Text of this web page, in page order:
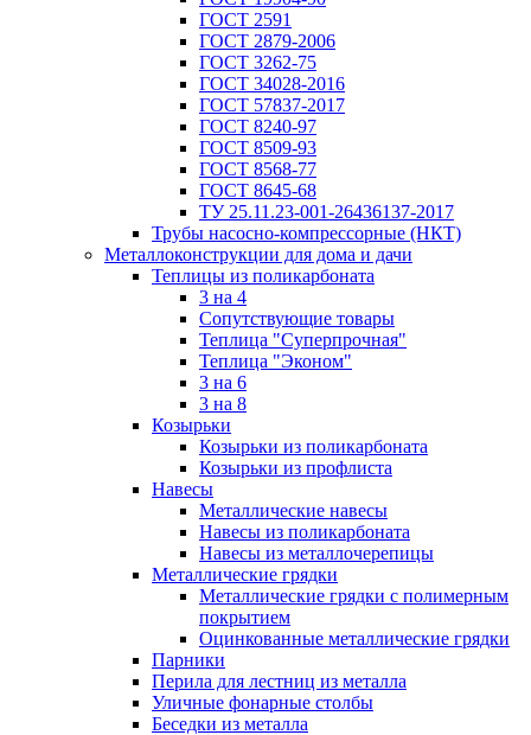
ГОСТ 2591
ГОСТ 2879-2006
ГОСТ 3262-75
ГОСТ 34028-2016
ГОСТ 57837-2017
ГОСТ 8240-97
ГОСТ 8509-93
ГОСТ 8568-77
ГОСТ 8645-68
ТУ 25.11.23-001-26436137-2017
Трубы насосно-компрессорные (НКТ)
Металлоконструкции для дома и дачи
Теплицы из поликарбоната
3 на 4
Сопутствующие товары
Теплица "Суперпрочная"
Теплица "Эконом"
3 на 6
3 на 8
Козырьки
Козырьки из поликарбоната
Козырьки из профлиста
Навесы
Металлические навесы
Навесы из поликарбоната
Навесы из металлочерепицы
Металлические грядки
Металлические грядки с полимерным
покрытием
Оцинкованные металлические грядки
Парники
Перила для лестниц из металла
Уличные фонарные столбы
Беседки из металла